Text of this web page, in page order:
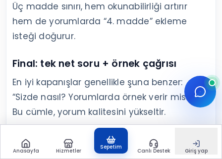
Üç madde sınırı, hem okunabilirliği artırır
hem de yorumlarda “4. madde” ekleme
isteği doğurur.
Final: tek net soru + örnek çağrısı
En iyi kapanışlar genellikle şuna benzer:
“Sizde nasıl? Yorumlarda örnek verir misiniz?”
Bu cümle, yorum kalitesini yükseltir.
Kopyalanabilir post iskeleti
Anasayfa Hizmetler
Sepetim
Canlı Destek Giriş yap